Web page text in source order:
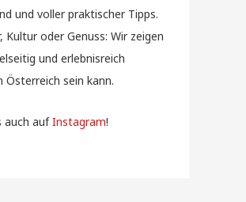
und voller praktischer Tipps.
Kultur oder Genuss: Wir zeigen
und erlebnisreich
Österreich sein kann.
auch aufInstagram!